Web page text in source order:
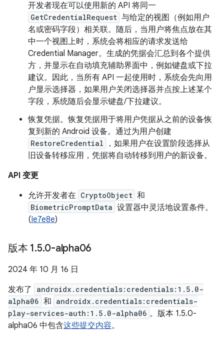
开发者现在可以使用新的 API 将同一
GetCredentialRequest 与给定的视图（例如用户
名或密码字段）相关联。随后，当用户将焦点放在其
中一个视图上时，系统会将相应的请求发送给
Credential Manager。生成的凭据会汇总到各个提供
方，并显示在自动填充辅助界面中，例如键盘或下拉
建议。因此，当所有 API 一起使用时，系统会先向用
户显示选择器，如果用户关闭选择器并点按上述某个
字段，系统随后会显示键盘/下拉建议。
恢复凭据。恢复凭据用于将用户凭据从之前的设备恢
复到新的 Android 设备。通过为用户创建
RestoreCredential
，如果用户在设置阶段选择从
旧设备转移应用，凭据将自动转移到用户的新设备。
API 变更
允许开发者在 CryptoObject 和
BiometricPromptData 设置器中灵活地设置条件。
(Ie7e8e)
版本 1.5.0-alpha06
2024 年 10 月 16 日
发布了
androidx.credentials:credentials:1.5.0-
alpha06 和 androidx.credentials:credentials-
play-services-auth:1.5.0-alpha06 。版本 1.5.0-
alpha06 中包含这些提交内容。